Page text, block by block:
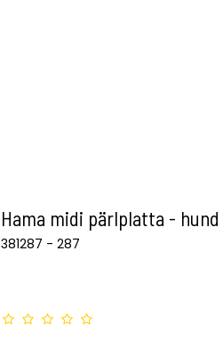
Hama midi pärlplatta - hund
381287 - 287